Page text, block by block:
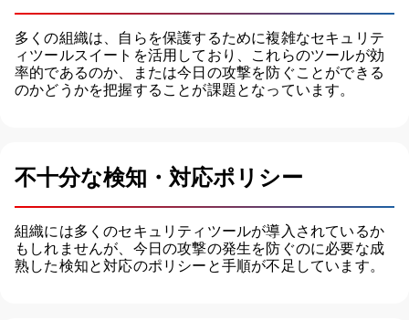
多くの組織は、自らを保護するために複雑なセキュリテ
ィツールスイートを活用しており、これらのツールが効
率的であるのか、または今日の攻撃を防ぐことができる
のかどうかを把握することが課題となっています。
不十分な検知・対応ポリシー
組織には多くのセキュリティツールが導入されているか
もしれませんが、今日の攻撃の発生を防ぐのに必要な成
熟した検知と対応のポリシーと手順が不足しています。